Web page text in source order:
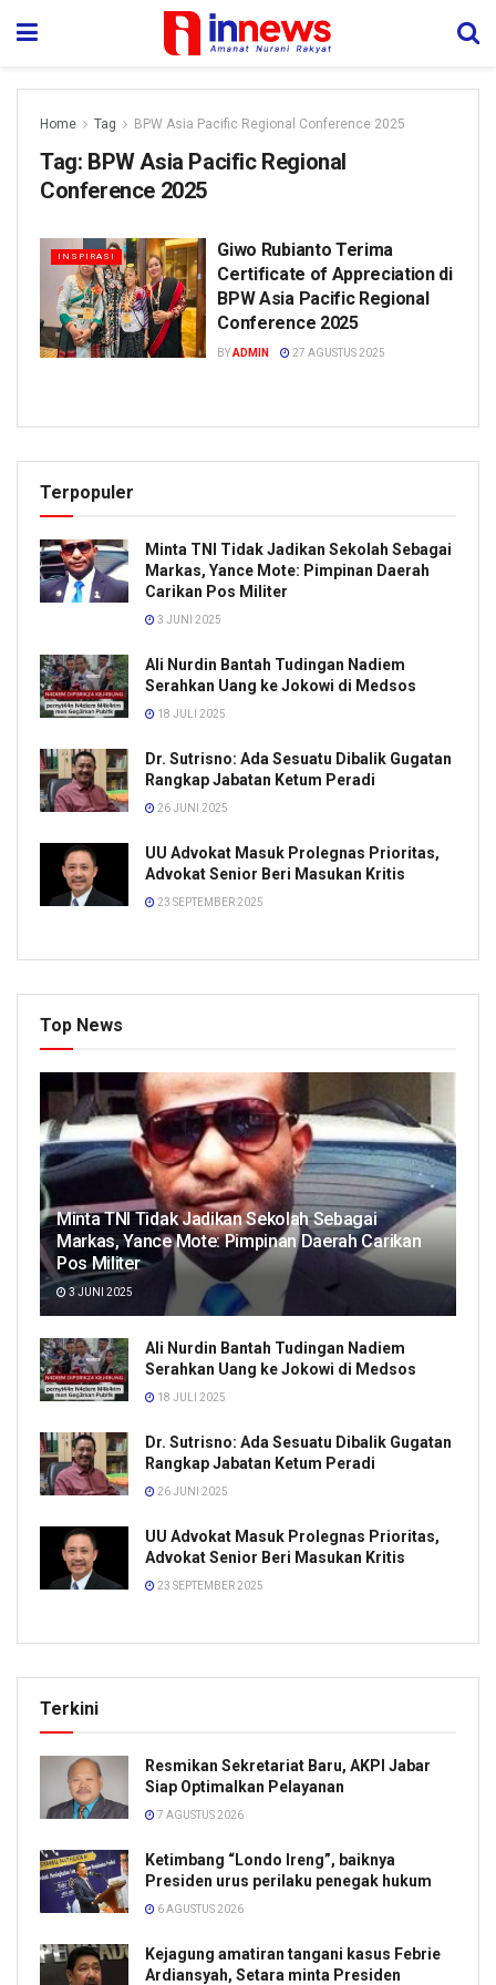
Home Tag BPW Asia Pacific Regional Conference 2025
Tag: BPW Asia Pacific Regional
Conference 2025
INSPIRASI
Giwo Rubianto Terima
Certificate of Appreciation di
BPW Asia Pacific Regional
Conference 2025
BY ADMIN 27 AGUSTUS 2025
Terpopuler
Minta TNI Tidak Jadikan Sekolah Sebagai
Markas, Yance Mote: Pimpinan Daerah
Carikan Pos Militer
3 JUNI 2025
Ali Nurdin Bantah Tudingan Nadiem
Serahkan Uang ke Jokowi di Medsos
18 JULI 2025
Dr. Sutrisno: Ada Sesuatu Dibalik Gugatan
Rangkap Jabatan Ketum Peradi
26 JUNI 2025
UU Advokat Masuk Prolegnas Prioritas,
Advokat Senior Beri Masukan Kritis
23 SEPTEMBER 2025
Top News
Minta TNI Tidak Jadikan Sekolah Sebagai
Markas, Yance Mote: Pimpinan Daerah Carikan
Pos Militer
3 JUNI 2025
Ali Nurdin Bantah Tudingan Nadiem
Serahkan Uang ke Jokowi di Medsos
18 JULI 2025
Dr. Sutrisno: Ada Sesuatu Dibalik Gugatan
Rangkap Jabatan Ketum Peradi
26 JUNI 2025
UU Advokat Masuk Prolegnas Prioritas,
Advokat Senior Beri Masukan Kritis
23 SEPTEMBER 2025
Terkini
Resmikan Sekretariat Baru, AKPI Jabar
Siap Optimalkan Pelayanan
7 AGUSTUS 2026
Ketimbang “Londo Ireng”, baiknya
Presiden urus perilaku penegak hukum
6 AGUSTUS 2026
Kejagung amatiran tangani kasus Febrie
Ardiansyah, Setara minta Presiden